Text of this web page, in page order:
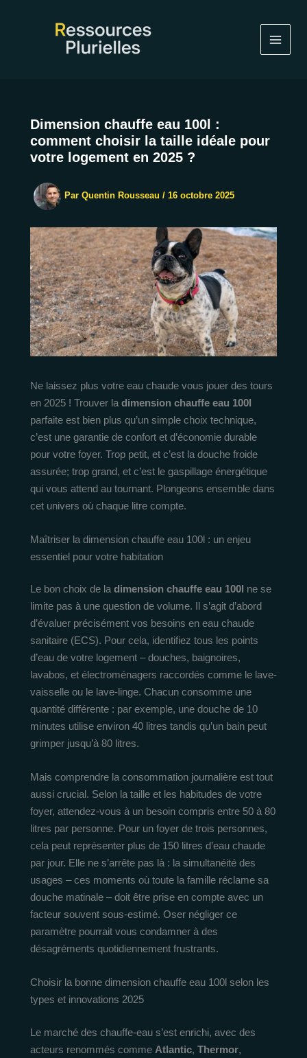
Dimension chauffe eau 100l :
comment choisir la taille idéale pour
votre logement en 2025 ?
Par Quentin Rousseau / 16 octobre 2025
Ne laissez plus votre eau chaude vous jouer des tours
en 2025 ! Trouver la dimension chauffe eau 100l
parfaite est bien plus qu’un simple choix technique,
c’est une garantie de confort et d’économie durable
pour votre foyer. Trop petit, et c’est la douche froide
assurée; trop grand, et c’est le gaspillage énergétique
qui vous attend au tournant. Plongeons ensemble dans
cet univers où chaque litre compte.
Maîtriser la dimension chauffe eau 100l : un enjeu
essentiel pour votre habitation
Le bon choix de ladimension chauffe eau 100l ne se
limite pas à une question de volume. Il s’agit d’abord
d’évaluer précisément vos besoins en eau chaude
sanitaire (ECS). Pour cela, identifiez tous les points
d’eau de votre logement – douches, baignoires,
lavabos, et électroménagers raccordés comme le lave-
vaisselle ou le lave-linge. Chacun consomme une
quantité différente : par exemple, une douche de 10
minutes utilise environ 40 litres tandis qu’un bain peut
grimper jusqu’à 80 litres.
Mais comprendre la consommation journalière est tout
aussi crucial. Selon la taille et les habitudes de votre
foyer, attendez-vous à un besoin compris entre 50 à 80
litres par personne. Pour un foyer de trois personnes,
cela peut représenter plus de 150 litres d’eau chaude
par jour. Elle ne s’arrête pas là : la simultanéité des
usages – ces moments où toute la famille réclame sa
douche matinale – doit être prise en compte avec un
facteur souvent sous-estimé. Oser négliger ce
paramètre pourrait vous condamner à des
désagréments quotidiennement frustrants.
Choisir la bonne dimension chauffe eau 100l selon les
types et innovations 2025
Le marché des chauffe-eau s’est enrichi, avec des
acteurs renommés comme Atlantic, Thermor,